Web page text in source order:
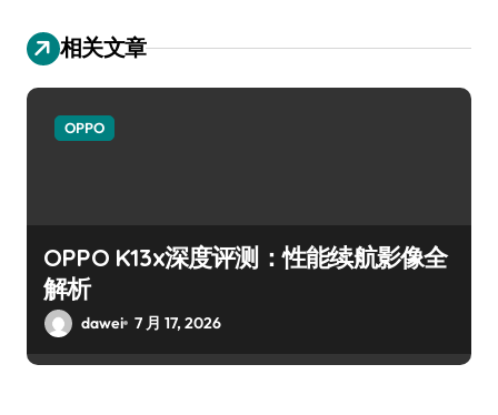
相关文章
OPPO
OPPO K13x深度评测：性能续航影像全
解析
dawei 7 月 17, 2026